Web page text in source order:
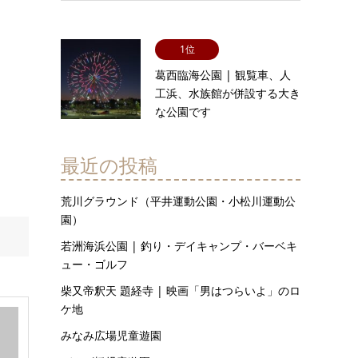
1位
葛西臨海公園 | 観覧車、人
工浜、水族館が併設する大き
な公園です
最近の投稿
荒川グラウンド（平井運動公園・小松川運動公
園）
若洲海浜公園 | 釣り・デイキャンプ・バーベキ
ュー・ゴルフ
柴又帝釈天 題経寺 | 映画「男はつらいよ」のロ
ケ地
みなみ広場児童遊園